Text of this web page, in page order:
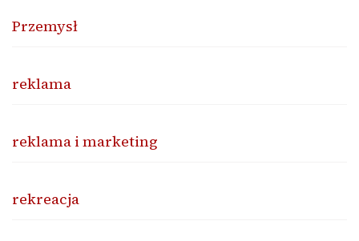
Przemysł
reklama
reklama i marketing
rekreacja